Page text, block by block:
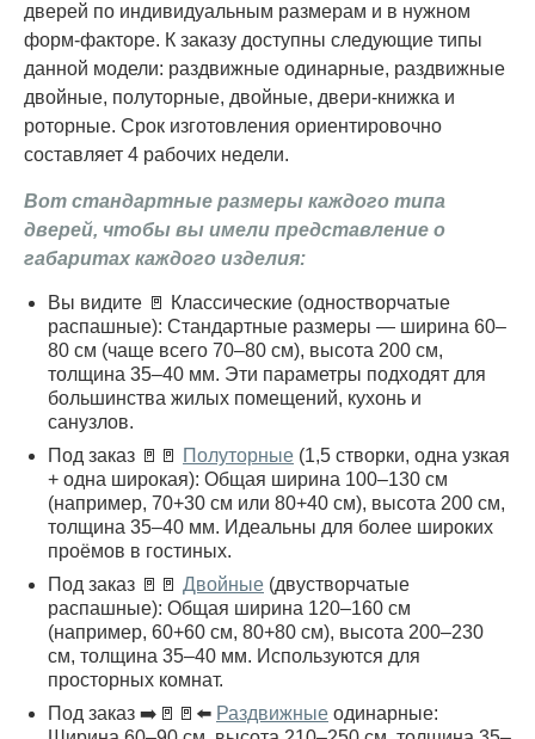
дверей по индивидуальным размерам и в нужном
форм-факторе. К заказу доступны следующие типы
данной модели: раздвижные одинарные, раздвижные
двойные, полуторные, двойные, двери-книжка и
роторные. Срок изготовления ориентировочно
составляет 4 рабочих недели.
Вот стандартные размеры каждого типа
дверей, чтобы вы имели представление о
габаритах каждого изделия:
Вы видите 🚪 Классические (одностворчатые
распашные): Стандартные размеры — ширина 60–
80 см (чаще всего 70–80 см), высота 200 см,
толщина 35–40 мм. Эти параметры подходят для
большинства жилых помещений, кухонь и
санузлов.
Под заказ 🚪🚪 Полуторные (1,5 створки, одна узкая
+ одна широкая): Общая ширина 100–130 см
(например, 70+30 см или 80+40 см), высота 200 см,
толщина 35–40 мм. Идеальны для более широких
проёмов в гостиных.
Под заказ 🚪🚪 Двойные (двустворчатые
распашные): Общая ширина 120–160 см
(например, 60+60 см, 80+80 см), высота 200–230
см, толщина 35–40 мм. Используются для
просторных комнат.
Под заказ ➡️🚪🚪⬅️ Раздвижные одинарные: